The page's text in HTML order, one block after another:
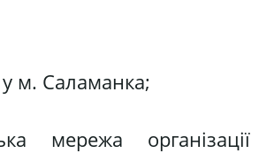
у м. Саламанка;
мережа організації